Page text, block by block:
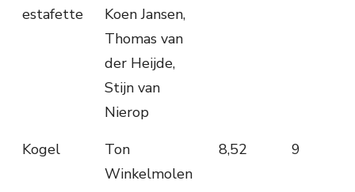
estafette
Koen Jansen,
Thomas van
der Heijde,
Stijn van
Nierop
Kogel
Ton
Winkelmolen
8,52 9